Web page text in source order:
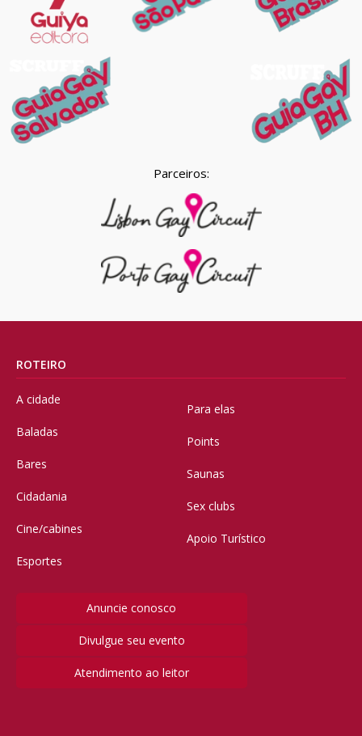
Parceiros:
ROTEIRO
A cidade
Baladas
Bares
Cidadania
Cine/cabines
Esportes
Para elas
Points
Saunas
Sex clubs
Apoio Turístico
Anuncie conosco
Divulgue seu evento
Atendimento ao leitor